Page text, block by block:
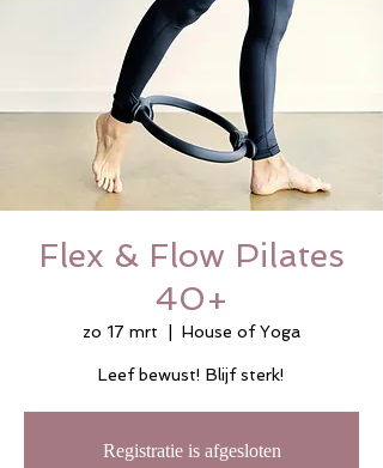
Flex & Flow Pilates
40+
zo 17 mrt House of Yoga
Leef bewust! Blijf sterk!
Registratie is afgesloten